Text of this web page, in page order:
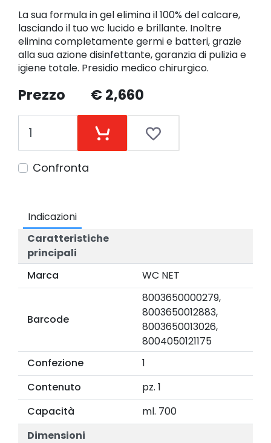
La sua formula in gel elimina il 100% del calcare,
lasciando il tuo wc lucido e brillante. Inoltre
elimina completamente germi e batteri, grazie
alla sua azione disinfettante, garanzia di pulizia e
igiene totale. Presidio medico chirurgico.
Prezzo € 2,660
Confronta
Indicazioni
Caratteristiche
principali
Marca
WC NET
Barcode
8003650000279,
8003650012883,
8003650013026,
8004050121175
Confezione
1
Contenuto
pz. 1
Capacità
ml. 700
Dimensioni